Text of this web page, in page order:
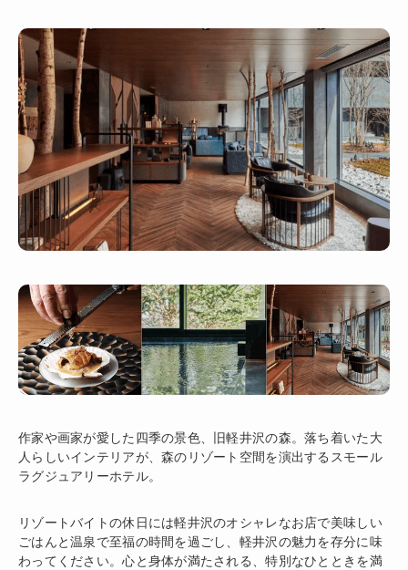
作家や画家が愛した四季の景色、旧軽井沢の森。落ち着いた大
人らしいインテリアが、森のリゾート空間を演出するスモール
ラグジュアリーホテル。
リゾートバイトの休日には軽井沢のオシャレなお店で美味しい
ごはんと温泉で至福の時間を過ごし、軽井沢の魅力を存分に味
わってください。心と身体が満たされる、特別なひとときを満